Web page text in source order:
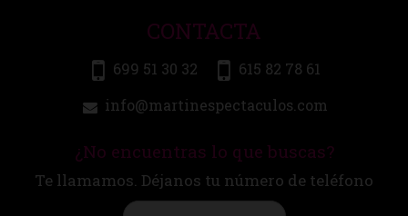
CONTACTA
699 51 30 32
615 82 78 61
info@martinespectaculos.com
¿No encuentras lo que buscas?
Te llamamos. Déjanos tu número de teléfono